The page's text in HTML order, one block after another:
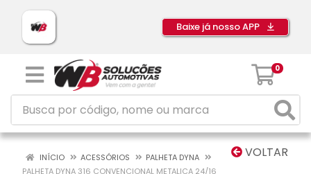
Baixe já nosso APP
0
VOLTAR
INÍCIO ACESSÓRIOS
PALHETA DYNA
PALHETA DYNA 316 CONVENCIONAL METALICA 24/16